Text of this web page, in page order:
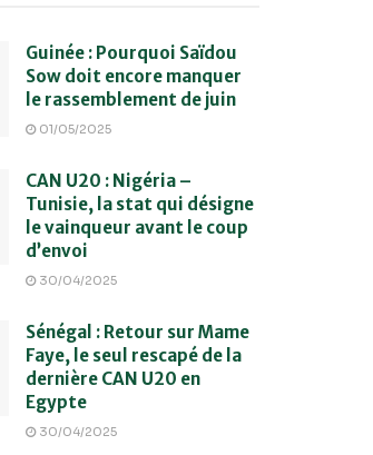
Guinée : Pourquoi Saïdou
Sow doit encore manquer
le rassemblement de juin
01/05/2025
CAN U20 : Nigéria –
Tunisie, la stat qui désigne
le vainqueur avant le coup
d’envoi
30/04/2025
Sénégal : Retour sur Mame
Faye, le seul rescapé de la
dernière CAN U20 en
Egypte
30/04/2025